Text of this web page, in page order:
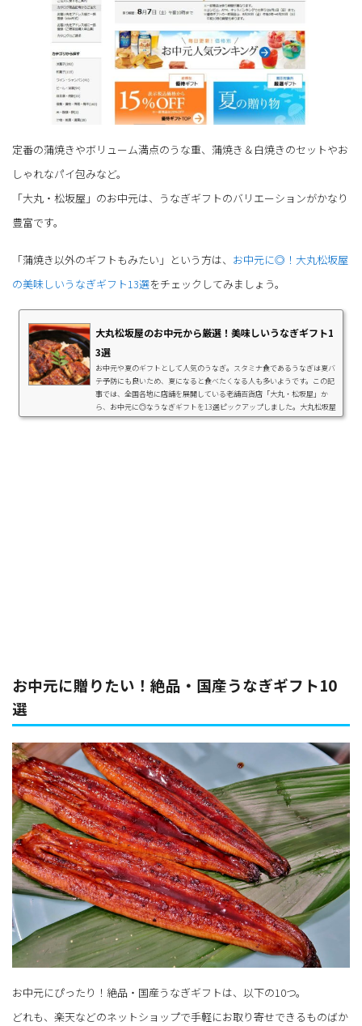
定番の蒲焼きやボリューム満点のうな重、蒲焼き＆白焼きのセットやお
しゃれなパイ包みなど。
「大丸・松坂屋」のお中元は、うなぎギフトのバリエーションがかなり
豊富です。
「蒲焼き以外のギフトもみたい」という方は、 お中元に◎！大丸松坂屋
の美味しいうなぎギフト13選をチェックしてみましょう。
大丸松坂屋のお中元から厳選！美味しいうなぎギフト1
3選
お中元や夏のギフトとして人気のうなぎ。スタミナ食であるうなぎは夏バ
テ予防にも良いため、夏になると食べたくなる人も多いようです。この記
事では、全国各地に店舗を展開している老舗百貨店「大丸・松坂屋」か
ら、お中元に◎なうなぎギフトを13選ピックアップしました。大丸松坂屋
のうなぎギフトはかなり種類が豊富ので「これだ！」と思えるものに、き
お中元に贈りたい！絶品・国産うなぎギフト10
選
お中元にぴったり！絶品・国産うなぎギフトは、以下の10つ。
どれも、楽天などのネットショップで手軽にお取り寄せできるものばか